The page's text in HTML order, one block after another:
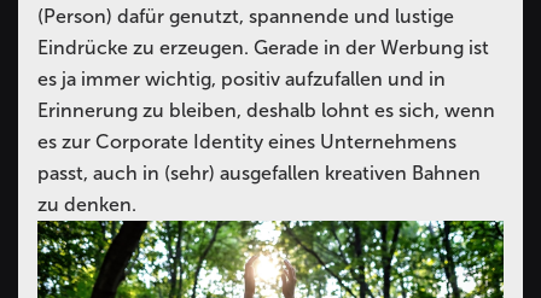
(Person) dafür genutzt, spannende und lustige
Eindrücke zu erzeugen. Gerade in der Werbung ist
es ja immer wichtig, positiv aufzufallen und in
Erinnerung zu bleiben, deshalb lohnt es sich, wenn
es zur Corporate Identity eines Unternehmens
passt, auch in (sehr) ausgefallen kreativen Bahnen
zu denken.